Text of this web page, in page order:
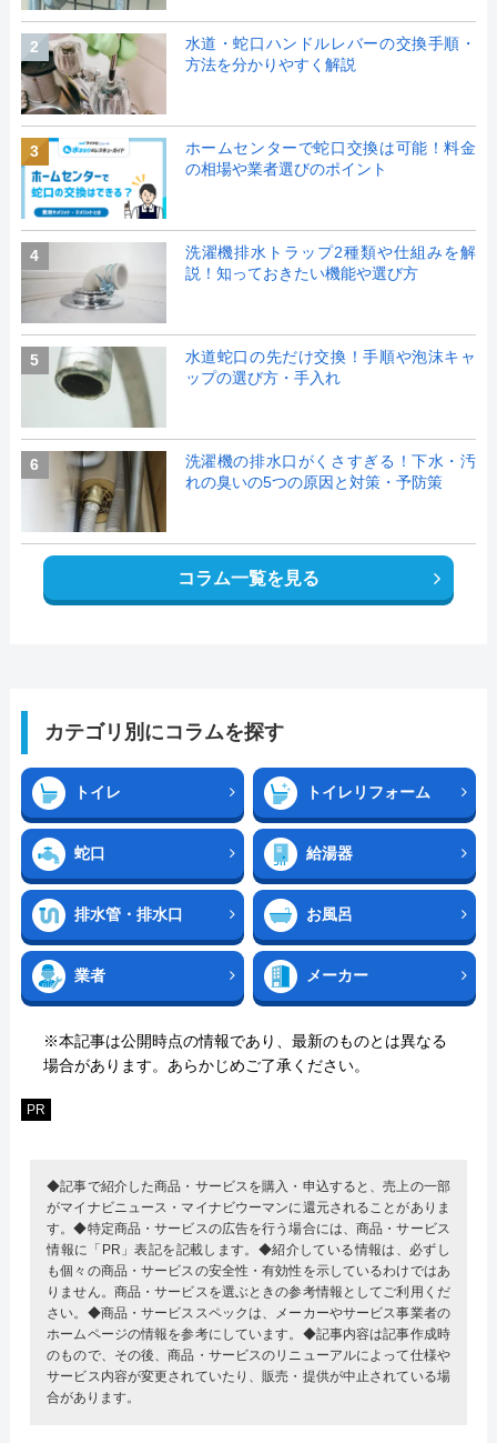
2
水道・蛇口ハンドルレバーの交換手順・
方法を分かりやすく解説
3
ホームセンターで蛇口交換は可能！料金
の相場や業者選びのポイント
4
洗濯機排水トラップ2種類や仕組みを解
説！知っておきたい機能や選び方
5
水道蛇口の先だけ交換！手順や泡沫キャ
ップの選び方・手入れ
6
洗濯機の排水口がくさすぎる！下水・汚
れの臭いの5つの原因と対策・予防策
コラム一覧を見る
カテゴリ別にコラムを探す
トイレ トイレリフォーム
蛇口 給湯器
排水管・排水口 お風呂
業者 メーカー
※本記事は公開時点の情報であり、最新のものとは異なる
場合があります。あらかじめご了承ください。
PR
◆記事で紹介した商品・サービスを購入・申込すると、売上の一部
がマイナビニュース・マイナビウーマンに還元されることがありま
す。◆特定商品・サービスの広告を行う場合には、商品・サービス
情報に「PR」表記を記載します。◆紹介している情報は、必ずし
も個々の商品・サービスの安全性・有効性を示しているわけではあ
りません。商品・サービスを選ぶときの参考情報としてご利用くだ
さい。◆商品・サービススペックは、メーカーやサービス事業者の
ホームページの情報を参考にしています。◆記事内容は記事作成時
のもので、その後、商品・サービスのリニューアルによって仕様や
サービス内容が変更されていたり、販売・提供が中止されている場
合があります。